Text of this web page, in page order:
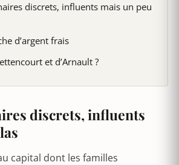
discrets, influents mais un peu
d’argent frais
et d’Arnault ?
discrets, influents
capital dont les familles